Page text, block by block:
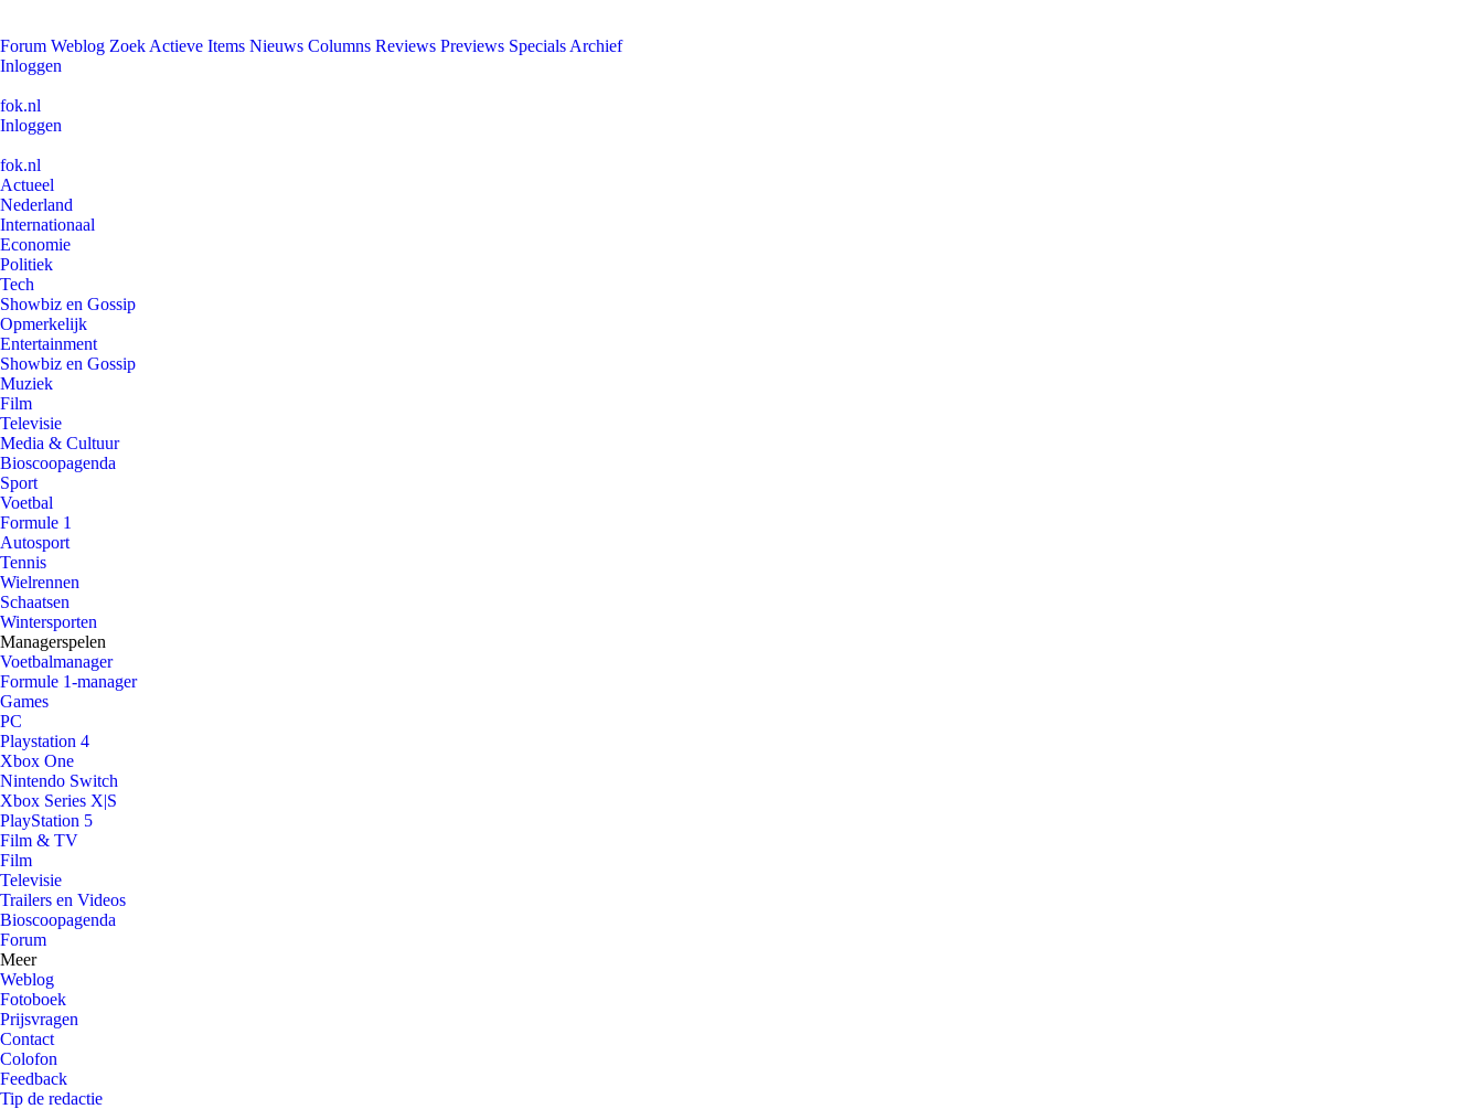
Forum Weblog Zoek Actieve Items Nieuws Columns Reviews Previews Specials Archief
Inloggen
fok.nl
Inloggen
fok.nl
Actueel
Nederland
Internationaal
Economie
Politiek
Tech
Showbiz en Gossip
Opmerkelijk
Entertainment
Showbiz en Gossip
Muziek
Film
Televisie
Media & Cultuur
Bioscoopagenda
Sport
Voetbal
Formule 1
Autosport
Tennis
Wielrennen
Schaatsen
Wintersporten
Managerspelen
Voetbalmanager
Formule 1-manager
Games
PC
Playstation 4
Xbox One
Nintendo Switch
Xbox Series X|S
PlayStation 5
Film & TV
Film
Televisie
Trailers en Videos
Bioscoopagenda
Forum
Meer
Weblog
Fotoboek
Prijsvragen
Contact
Colofon
Feedback
Tip de redactie